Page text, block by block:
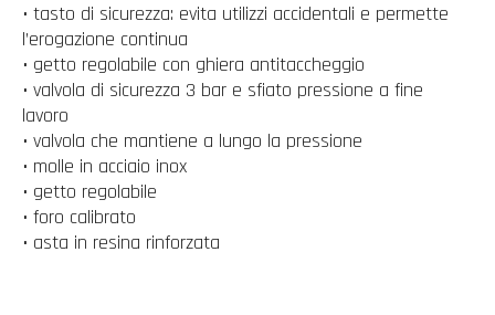
• tasto di sicurezza: evita utilizzi accidentali e permette
l’erogazione continua
• getto regolabile con ghiera antitaccheggio
• valvola di sicurezza 3 bar e sfiato pressione a fine
lavoro
• valvola che mantiene a lungo la pressione
• molle in acciaio inox
• getto regolabile
• foro calibrato
• asta in resina rinforzata